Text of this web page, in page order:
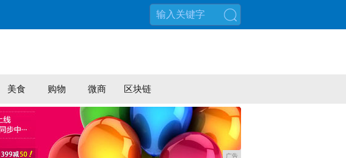
美食 购物 微商 区块链
广告